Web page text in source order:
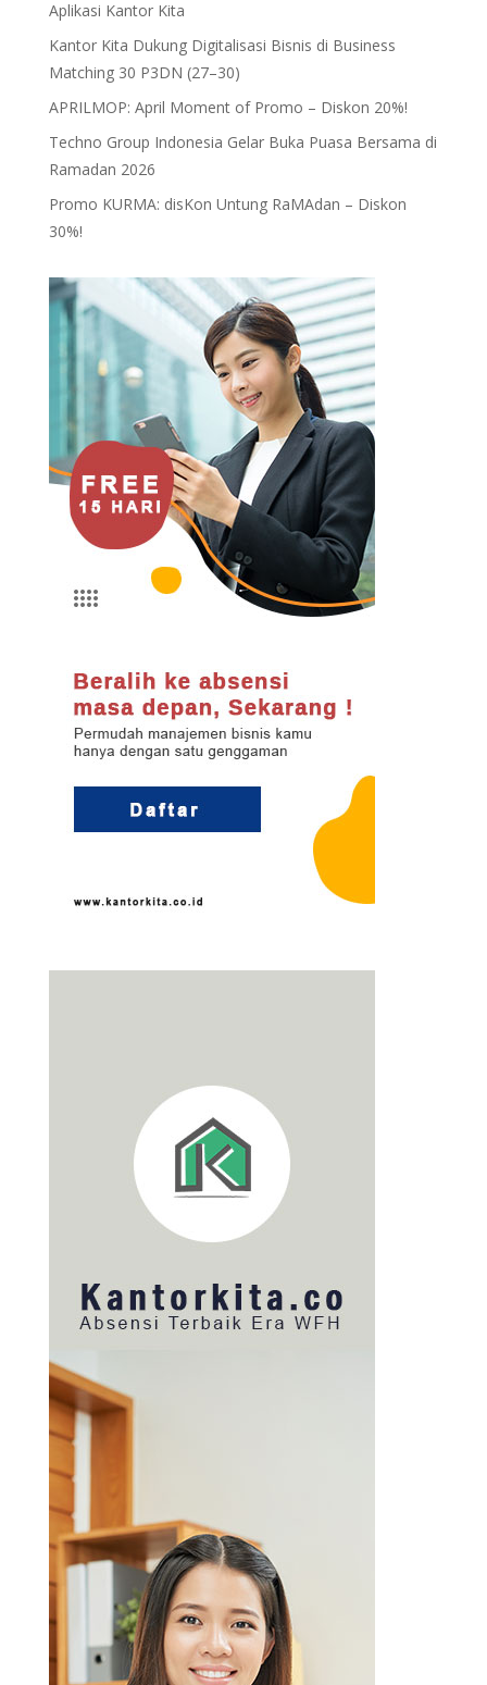
Aplikasi Kantor Kita
Kantor Kita Dukung Digitalisasi Bisnis di Business
Matching 30 P3DN (27–30)
APRILMOP: April Moment of Promo – Diskon 20%!
Techno Group Indonesia Gelar Buka Puasa Bersama di
Ramadan 2026
Promo KURMA: disKon Untung RaMAdan – Diskon
30%!